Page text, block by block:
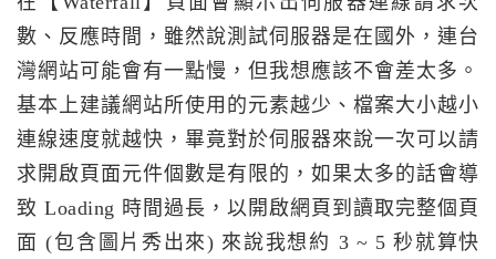
數、反應時間，雖然說測試伺服器是在國外，連台
灣網站可能會有一點慢，但我想應該不會差太多。
基本上建議網站所使用的元素越少、檔案大小越小
連線速度就越快，畢竟對於伺服器來說一次可以請
求開啟頁面元件個數是有限的，如果太多的話會導
致 Loading 時間過長，以開啟網頁到讀取完整個頁
面 (包含圖片秀出來) 來說我想約 3 ~ 5 秒就算快